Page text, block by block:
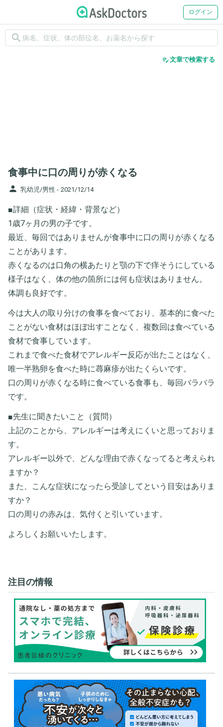
ログイン
search
edit_note文章で検索する
食事中に口の周りが赤くなる
person 乳幼児/男性 - 2021/12/14
■詳細（症状・経緯・背景など）
1歳7ヶ月の男の子です。
最近、毎回ではありませんが食事中に口の周りが赤くなる
ことがあります。
赤くなるのは口角の横あたりと顎の下で痒そうにしている
様子はなく、体の他の箇所には何も症状はありません。
体調も良好です。
今は大人の取り分けの食事を食べており、基本的に食べた
ことがない食材はほぼ出すことなく、複数回は食べている
食材で食事しています。
これまで食べた食材でアレルギー反応が出たことはなく、
唯一半熟卵を食べた時に蕁麻疹が出たくらいです。
口の周りが赤くなる時に食べている食事も、毎回バラバラ
です。
■先生に聞きたいこと（質問）
上記のことから、アレルギーは考えにくいと思っておりま
す。
アレルギー以外で、どんな理由で赤くなってると考えられ
ますか？
また、こんな症状になったら受診してという目安はありま
すか？
口の周りの赤みは、気付くと引いています。
よろしくお願いいたします。
注目の情報